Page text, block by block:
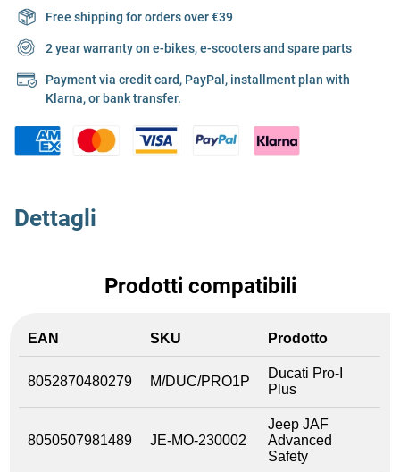
Free shipping for orders over €39
2 year warranty on e-bikes, e-scooters and spare parts
Payment via credit card, PayPal, installment plan with
Klarna, or bank transfer.
Dettagli
Prodotti compatibili
EAN SKU Prodotto
8052870480279 M/DUC/PRO1P
Ducati Pro-I
Plus
8050507981489 JE-MO-230002
Jeep JAF
Advanced
Safety